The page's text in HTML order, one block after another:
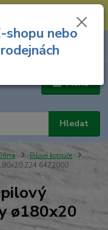
nářadí: 731 449 423 --
Menu
Hledat
za
Pilové kotouče
Z24 6472000
ø180x20
shopu nebo